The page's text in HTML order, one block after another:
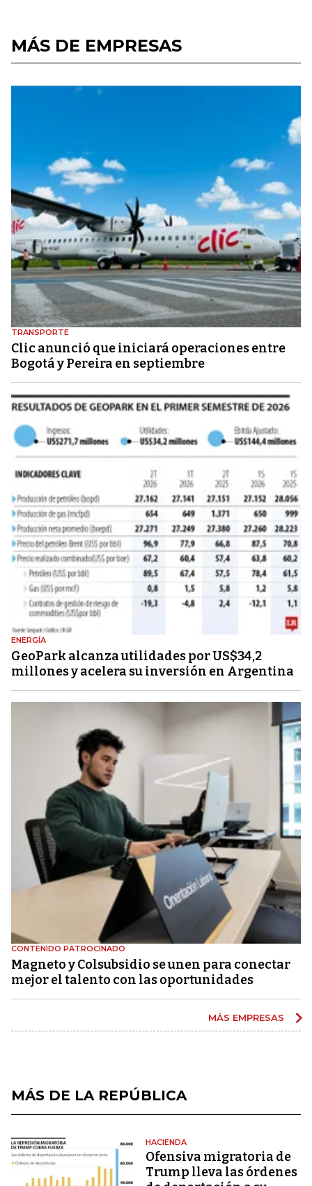
MÁS DE EMPRESAS
TRANSPORTE
Clic anunció que iniciará operaciones entre
Bogotá y Pereira en septiembre
ENERGÍA
GeoPark alcanza utilidades por US$34,2
millones y acelera su inversión en Argentina
CONTENIDO PATROCINADO
Magneto y Colsubsidio se unen para conectar
mejor el talento con las oportunidades
MÁS EMPRESAS
MÁS DE LA REPÚBLICA
HACIENDA
Ofensiva migratoria de
Trump lleva las órdenes